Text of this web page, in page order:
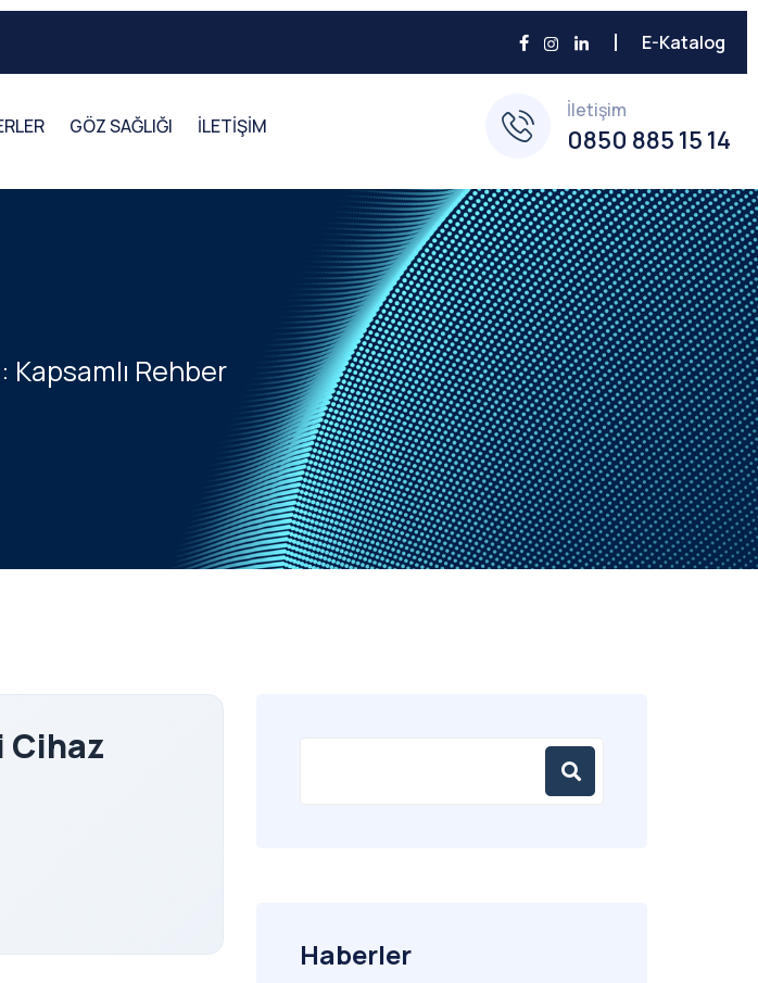
E-Katalog
GÖZ SAĞLIĞI İLETİŞİM
İletişim
0850 885 15 14
Kapsamlı Rehber
Cihaz
Haberler